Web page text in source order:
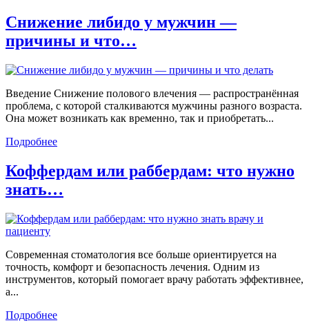
Снижение либидо у мужчин —
причины и что…
Введение Снижение полового влечения — распространённая
проблема, с которой сталкиваются мужчины разного возраста.
Она может возникать как временно, так и приобретать...
Подробнее
Коффердам или раббердам: что нужно
знать…
Современная стоматология все больше ориентируется на
точность, комфорт и безопасность лечения. Одним из
инструментов, который помогает врачу работать эффективнее,
а...
Подробнее